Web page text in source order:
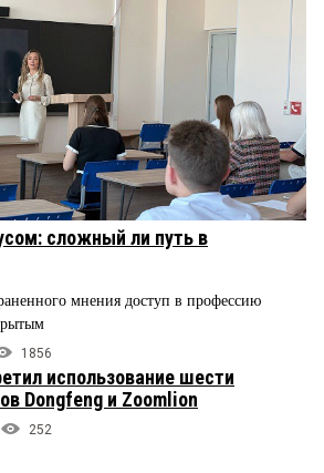
сложный ли путь в
мнения доступ в профессию
1856
использование шести
Dongfeng и Zoomlion
252